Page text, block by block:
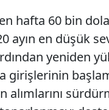
hafta 60 bin
ayın en düşük
yeniden
girişlerinin
alımlarını